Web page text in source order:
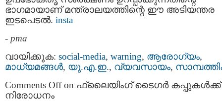
ഭാഗമായാണ് മന്ത്രാലയത്തിന്റെ ഈ അടിയന്തര
ഇടപെടൽ. insta
- pma
വായിക്കുക: social-media, warning, ആരോഗ്യം,
മാധ്യമങ്ങള്‍, യു.എ.ഇ., വ്യവസായം,
Comments Offon ഫ്ലൈയിംഗ് ടൈഗർ കപ്പുകൾക്ക്
നിരോധനം